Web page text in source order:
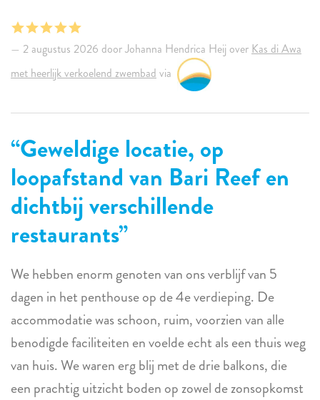
2 augustus 2026 door Johanna Hendrica Heij over Kas di Awa
met heerlijk verkoelend zwembad via
Geweldige locatie, op
loopafstand van Bari Reef en
dichtbij verschillende
restaurants
We hebben enorm genoten van ons verblijf van 5
dagen in het penthouse op de 4e verdieping. De
accommodatie was schoon, ruim, voorzien van alle
benodigde faciliteiten en voelde echt als een thuis weg
van huis. We waren erg blij met de drie balkons, die
een prachtig uitzicht boden op zowel de zonsopkomst